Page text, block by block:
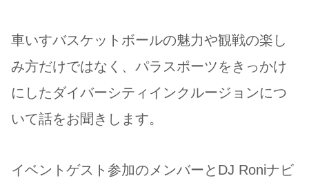
車いすバスケットボールの魅力や観戦の楽し
み方だけではなく、パラスポーツをきっかけ
にしたダイバーシティインクルージョンにつ
いて話をお聞きします。
イベントゲスト参加のメンバーとDJ Roniナビ